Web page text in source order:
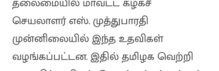
செயலாளர் எஸ். முத்துபாரதி
முன்னிலையில் இந்த உதவிகள்
வழங்கப்பட்டன. இதில் தமிழக வெற்றி